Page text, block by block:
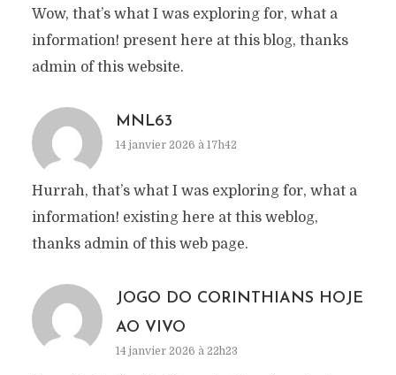
Wow, that’s what I was exploring for, what a
information! present here at this blog, thanks
admin of this website.
MNL63
14 janvier 2026 à 17h42
Hurrah, that’s what I was exploring for, what a
information! existing here at this weblog,
thanks admin of this web page.
JOGO DO CORINTHIANS HOJE
AO VIVO
14 janvier 2026 à 22h23